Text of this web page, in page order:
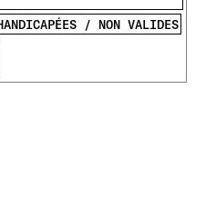
/ NON VALIDES